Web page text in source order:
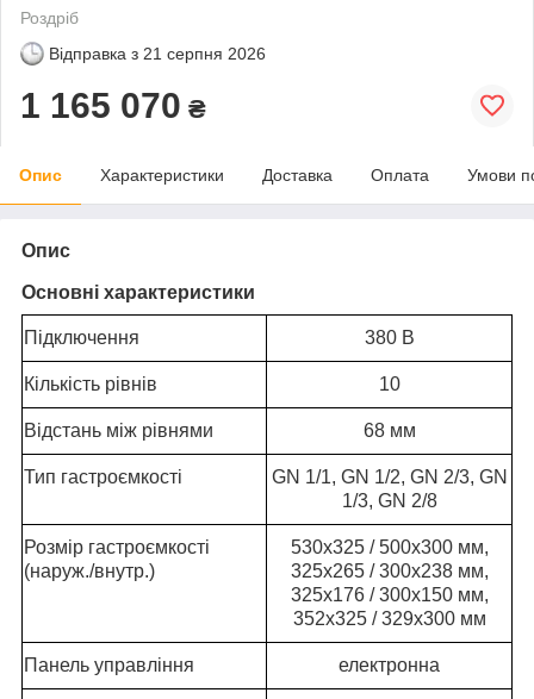
Роздріб
Відправка з 21 серпня 2026
1 165 070 ₴
Опис Характеристики Доставка Оплата Умови
Опис
Основні характеристики
Підключення 380 В
Кількість рівнів 10
Відстань між рівнями 68 мм
Тип гастроємкості
GN 1/1, GN 1/2, GN 2/3, GN
1/3, GN 2/8
Розмір гастроємкості
(наруж./внутр.)
530x325 / 500x300 мм,
325x265 / 300x238 мм,
325x176 / 300x150 мм,
352x325 / 329x300 мм
Панель управління електронна